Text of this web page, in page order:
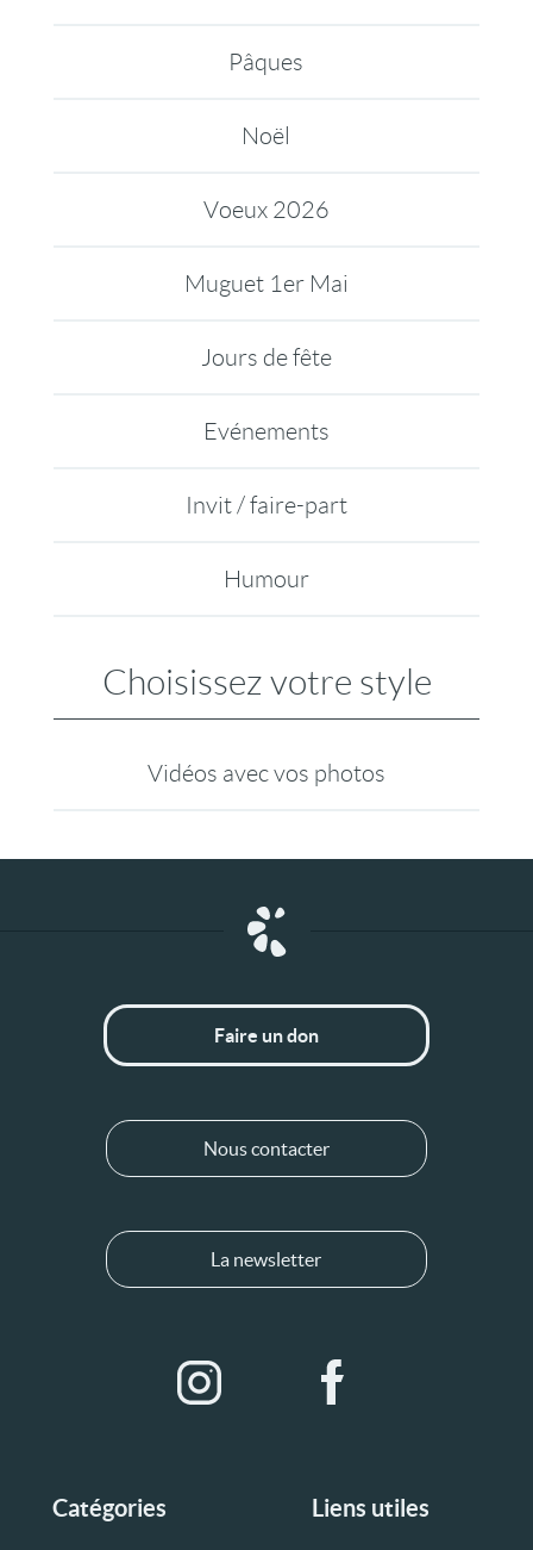
Pâques
Noël
Voeux 2026
Muguet 1er Mai
Jours de fête
Evénements
Invit / faire-part
Humour
Choisissez votre style
Vidéos avec vos photos
Catégories Liens utiles
Faire un don
Nous contacter
La newsletter